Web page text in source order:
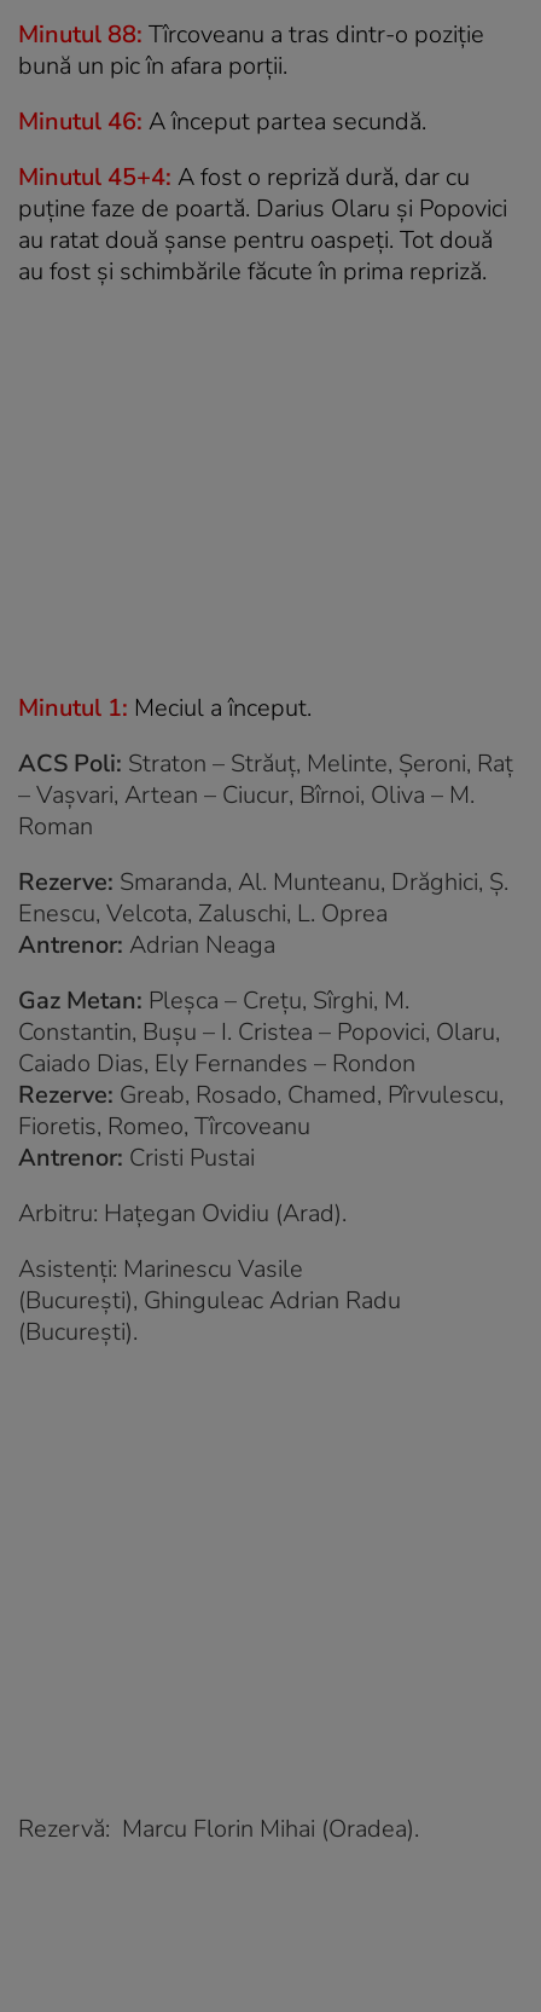
Minutul 88: Tîrcoveanu a tras dintr-o poziție
bună un pic în afara porții.
Minutul 46: A început partea secundă.
Minutul 45+4: A fost o repriză dură, dar cu
puține faze de poartă. Darius Olaru și Popovici
au ratat două șanse pentru oaspeți. Tot două
au fost și schimbările făcute în prima repriză.
Minutul 1: Meciul a început.
ACS Poli: Straton – Străuţ, Melinte, Şeroni, Raţ
– Vaşvari, Artean – Ciucur, Bîrnoi, Oliva – M.
Roman
Rezerve: Smaranda, Al. Munteanu, Drăghici, Ş.
Enescu, Velcota, Zaluschi, L. Oprea
Antrenor: Adrian Neaga
Gaz Metan: Pleşca – Creţu, Sîrghi, M.
Constantin, Buşu – I. Cristea – Popovici, Olaru,
Caiado Dias, Ely Fernandes – Rondon
Rezerve: Greab, Rosado, Chamed, Pîrvulescu,
Fioretis, Romeo, Tîrcoveanu
Antrenor: Cristi Pustai
Arbitru: Haţegan Ovidiu (Arad).
Asistenți: Marinescu Vasile
(Bucureşti), Ghinguleac Adrian Radu
(Bucureşti).
Rezervă: Marcu Florin Mihai (Oradea).